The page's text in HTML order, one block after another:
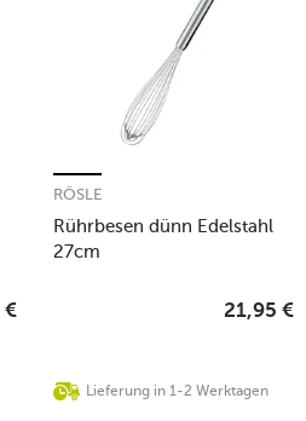
€
Rührbesen dünn Edelstahl
27cm
RÖSLE
Lieferung in 1-2 Werktagen
21,95 €